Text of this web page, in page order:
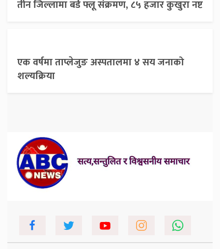
तीन जिल्लामा बर्ड फ्लू संक्रमण, ८५ हजार कुखुरा नष्ट
एक वर्षमा ताप्लेजुङ अस्पतालमा ४ सय जनाको
शल्यक्रिया